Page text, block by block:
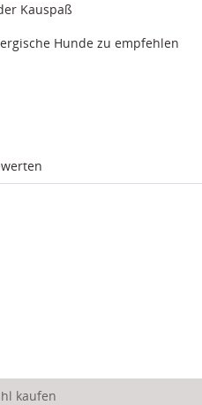
Kauspaß
Hunde zu empfehlen
kaufen